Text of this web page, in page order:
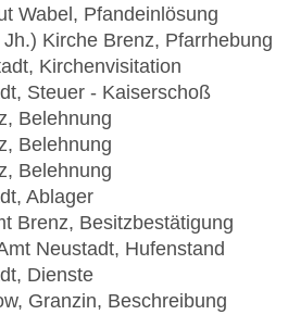
Wabel, Pfandeinlösung
Kirche Brenz, Pfarrhebung
Kirchenvisitation
Steuer - Kaiserschoß
Belehnung
Belehnung
Belehnung
Ablager
Brenz, Besitzbestätigung
Neustadt, Hufenstand
Dienste
Granzin, Beschreibung